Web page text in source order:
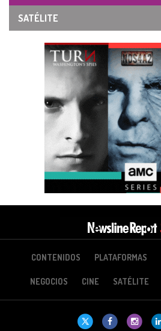
SATÉLITE
CONTENIDOS PLATAFORMAS
NEGOCIOS CINE SATÉLITE